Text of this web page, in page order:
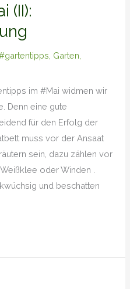
(II):
, Garten,
im #Mai widmen wir
Denn eine gute
für den Erfolg der
muss vor der Ansaat
sein, dazu zählen vor
oder Winden .
und beschatten